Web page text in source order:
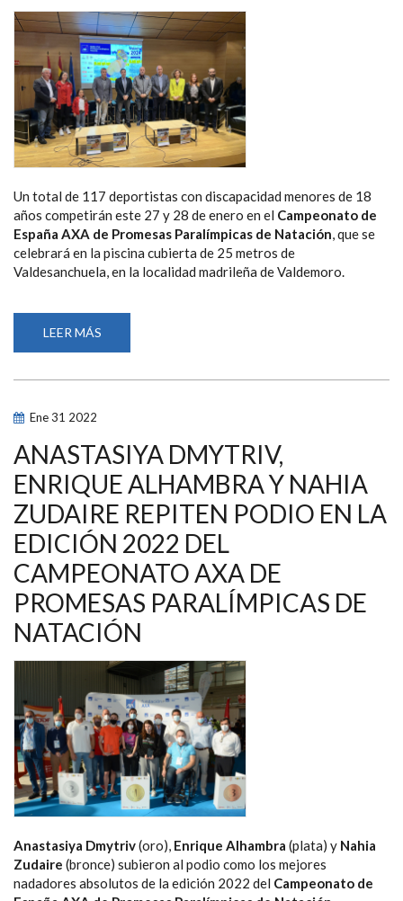
Un total de 117 deportistas con discapacidad menores de 18
años competirán este 27 y 28 de enero en el Campeonato de
España AXA de Promesas Paralímpicas de Natación, que se
celebrará en la piscina cubierta de 25 metros de
Valdesanchuela, en la localidad madrileña de Valdemoro.
LEER MÁS
MEJOR
VUELVE
CON
LA
DE
UNA
NUEVA
EDICIÓN
DEL
CAMPEONATO
DE
PROMESAS
PARALÍMPICAS
Ene31 2022
ANASTASIYA DMYTRIV,
ENRIQUE ALHAMBRA Y NAHIA
ZUDAIRE REPITEN PODIO EN LA
EDICIÓN 2022 DEL
CAMPEONATO AXA DE
PROMESAS PARALÍMPICAS DE
NATACIÓN
Anastasiya Dmytriv(oro), Enrique Alhambra (plata) y Nahia
Zudaire (bronce) subieron al podio como los mejores
nadadores absolutos de la edición 2022 del Campeonato de